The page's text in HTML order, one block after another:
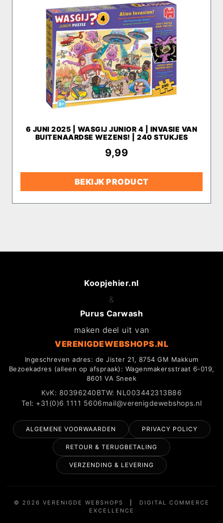
6 JUNI 2025 | WASGIJ JUNIOR 4 | INVASIE VAN
BUITENAARDSE WEZENS! | 240 STUKJES
9,99
BEKIJK PRODUCT
Koopjehier.nl
&
Purus Carwash
maken deel uit van
VERENIGDEWEBSHOPS.NL
Ingeschreven adres: de Jister 21, 8754 GM Makkum
Bezoekadres (alleen op afspraak): Wagenmakersstraat 6-019,
8601 VA Sneek
KvK: 80396240BTW: NL003442313B86
Tel: +31(0)6 1111 5606mail@verenigdewebshops.nl
ALGEMENE VOORWAARDEN PRIVACY POLICY
RETOUR & TERUGBETALING
VERZENDING & LEVERING
© 2026 VERENIGDE WEBSHOPS
DIGITAL COMMERCE
EXCELLENCE